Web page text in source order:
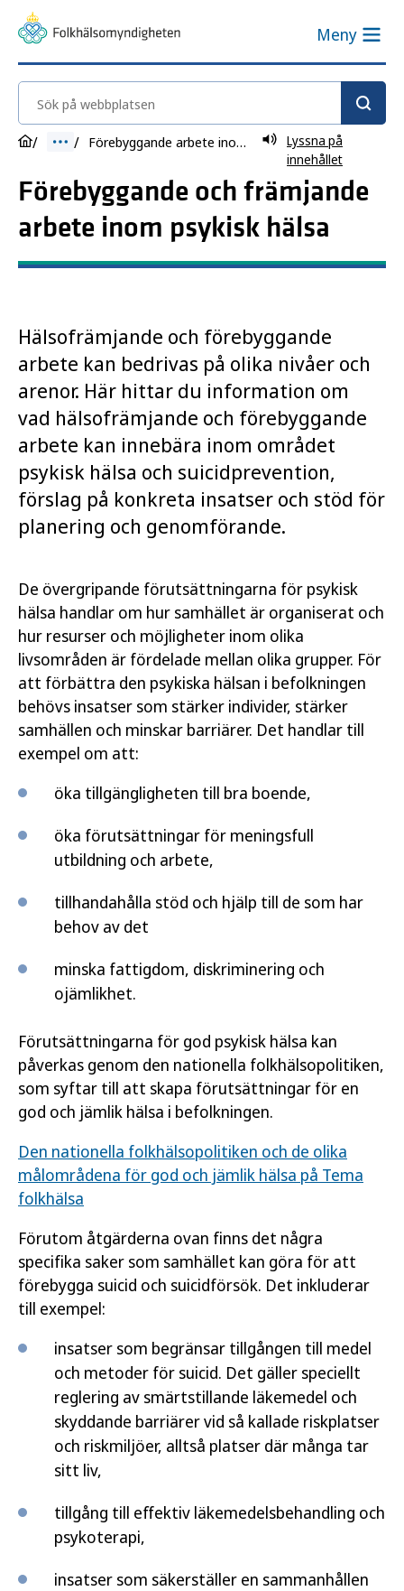
Meny
Sök på webbplatsen
Förebyggande arbete inom psykisk hälsa
Lyssna på
innehållet
Förebyggande och främjande
arbete inom psykisk hälsa
Hälsofrämjande och förebyggande
arbete kan bedrivas på olika nivåer och
arenor. Här hittar du information om
vad hälsofrämjande och förebyggande
arbete kan innebära inom området
psykisk hälsa och suicidprevention,
förslag på konkreta insatser och stöd för
planering och genomförande.
De övergripande förutsättningarna för psykisk
hälsa handlar om hur samhället är organiserat och
hur resurser och möjligheter inom olika
livsområden är fördelade mellan olika grupper. För
att förbättra den psykiska hälsan i befolkningen
behövs insatser som stärker individer, stärker
samhällen och minskar barriärer. Det handlar till
exempel om att:
öka tillgängligheten till bra boende,
öka förutsättningar för meningsfull
utbildning och arbete,
tillhandahålla stöd och hjälp till de som har
behov av det
minska fattigdom, diskriminering och
ojämlikhet.
Förutsättningarna för god psykisk hälsa kan
påverkas genom den nationella folkhälsopolitiken,
som syftar till att skapa förutsättningar för en
god och jämlik hälsa i befolkningen.
Den nationella folkhälsopolitiken och de olika
målområdena för god och jämlik hälsa på Tema
folkhälsa
Förutom åtgärderna ovan finns det några
specifika saker som samhället kan göra för att
förebygga suicid och suicidförsök. Det inkluderar
till exempel:
insatser som begränsar tillgången till medel
och metoder för suicid. Det gäller speciellt
reglering av smärtstillande läkemedel och
skyddande barriärer vid så kallade riskplatser
och riskmiljöer, alltså platser där många tar
sitt liv,
tillgång till effektiv läkemedelsbehandling och
psykoterapi,
insatser som säkerställer en sammanhållen